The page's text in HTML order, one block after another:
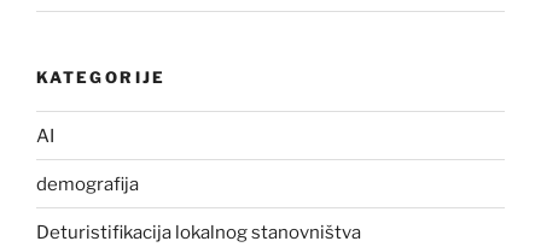
KATEGORIJE
AI
demografija
Deturistifikacija lokalnog stanovništva